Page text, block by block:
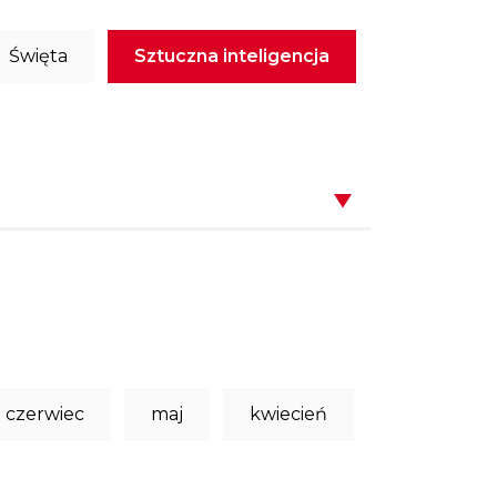
Święta Sztuczna inteligencja
czerwiec maj kwiecień